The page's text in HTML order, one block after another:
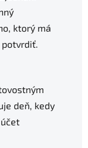
ktorý má
deň, kedy